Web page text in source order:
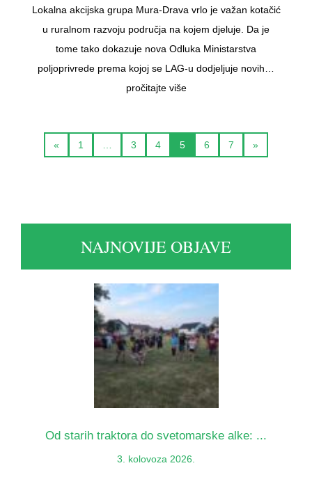
Lokalna akcijska grupa Mura-Drava vrlo je važan kotačić
u ruralnom razvoju područja na kojem djeluje. Da je
tome tako dokazuje nova Odluka Ministarstva
poljoprivrede prema kojoj se LAG-u dodjeljuje novih…
pročitajte više
« 1 3 4 5 6 7 »
NAJNOVIJE OBJAVE
Od starih traktora do svetomarske alke: ...
3. kolovoza 2026.